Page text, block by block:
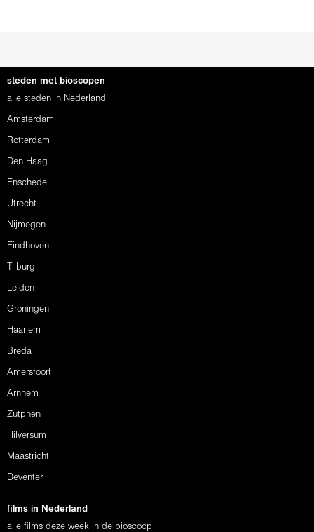
steden met bioscopen
alle steden in Nederland
Amsterdam
Rotterdam
Den Haag
Enschede
Utrecht
Nijmegen
Eindhoven
Tilburg
Leiden
Groningen
Haarlem
Breda
Amersfoort
Arnhem
Zutphen
Hilversum
Maastricht
Deventer
films in Nederland
alle films deze week in de bioscoop